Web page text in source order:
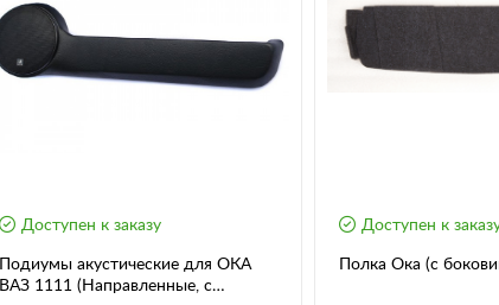
Доступен к заказу
Подиумы акустические для ОКА
ВАЗ 1111 (Направленные, с
Доступен к
Полка Ока (с